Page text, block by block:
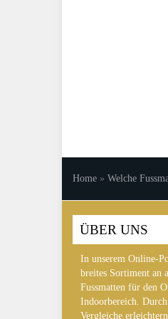
Home » Welche
ÜBER UNS
In unserem Online-
breites Sortiment an
Fussmatten für den
Indoorbereich.
Vergleiche